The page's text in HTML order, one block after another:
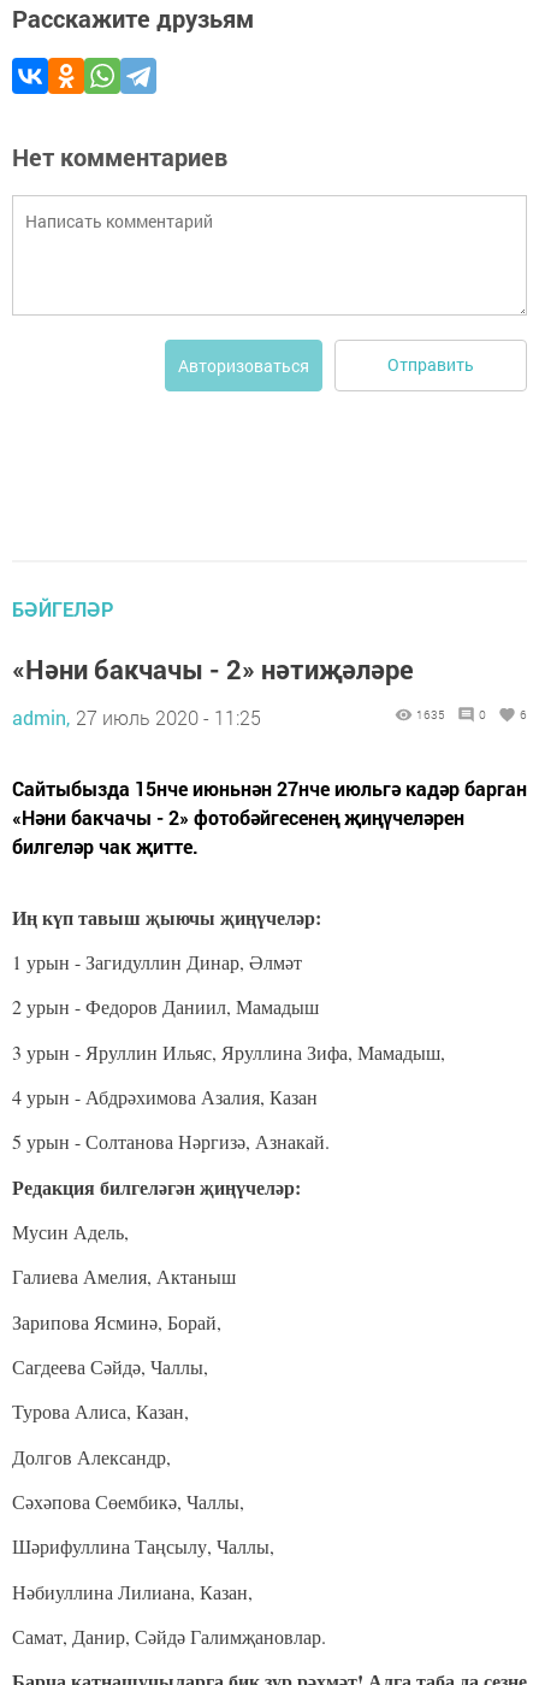
Расскажите друзьям
Нет комментариев
Авторизоваться Отправить
БӘЙГЕЛӘР
«Нәни бакчачы - 2» нәтиҗәләре
admin, 27 июль 2020 - 11:25 1635 0 6
Сайтыбызда 15нче июньнән 27нче июльгә кадәр барган
«Нәни бакчачы - 2» фотобәйгесенең җиңүчеләрен
билгеләр чак җитте.
Иң күп тавыш җыючы җиңүчеләр:
1 урын - Загидуллин Динар, Әлмәт
2 урын - Федоров Даниил, Мамадыш
3 урын - Яруллин Ильяс, Яруллина Зифа, Мамадыш,
4 урын - Абдрәхимова Азалия, Казан
5 урын - Солтанова Нәргизә, Азнакай.
Редакция билгеләгән җиңүчеләр:
Мусин Адель,
Галиева Амелия, Актаныш
Зарипова Ясминә, Борай,
Сагдеева Сәйдә, Чаллы,
Турова Алиса, Казан,
Долгов Александр,
Сәхәпова Сөембикә, Чаллы,
Шәрифуллина Таңсылу, Чаллы,
Нәбиуллина Лилиана, Казан,
Самат, Данир, Сәйдә Галимҗановлар.